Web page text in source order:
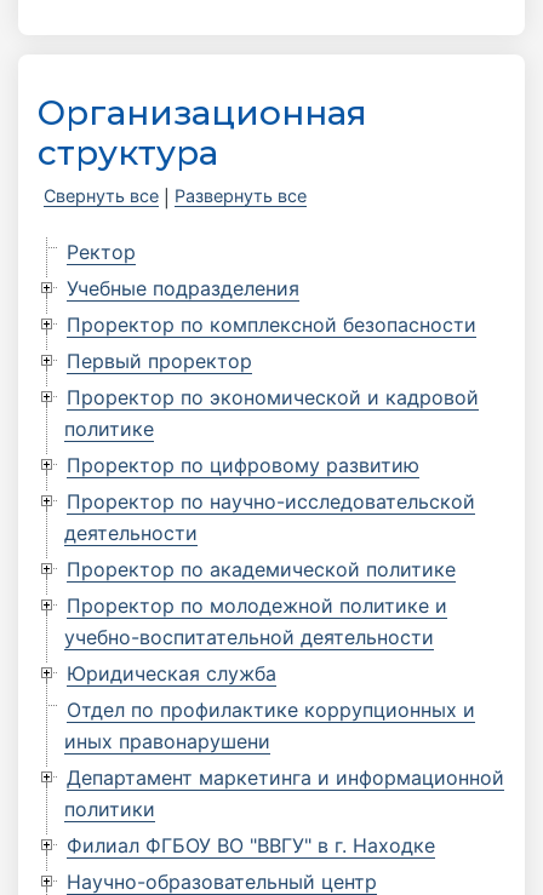
Организационная
структура
Свернуть все Развернуть все
Ректор
Учебные подразделения
Проректор по комплексной безопасности
Первый проректор
Проректор по экономической и кадровой
политике
Проректор по цифровому развитию
Проректор по научно-исследовательской
деятельности
Проректор по академической политике
Проректор по молодежной политике и
учебно-воспитательной деятельности
Юридическая служба
Отдел по профилактике коррупционных и
иных правонарушени
Департамент маркетинга и информационной
политики
Филиал ФГБОУ ВО "ВВГУ" в г. Находке
Научно-образовательный центр